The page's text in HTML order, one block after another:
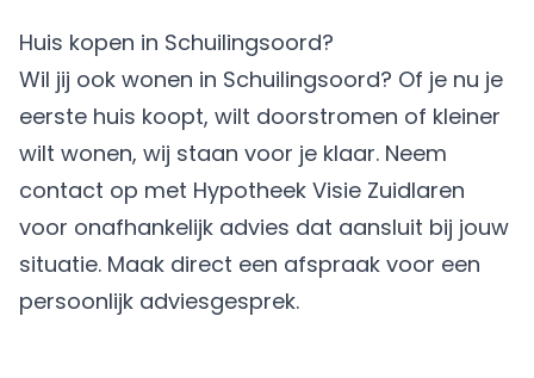
Huis kopen in Schuilingsoord?
Wil jij ook wonen in Schuilingsoord? Of je nu je
eerste huis koopt, wilt doorstromen of kleiner
wilt wonen, wij staan voor je klaar. Neem
contact op met Hypotheek Visie Zuidlaren
voor onafhankelijk advies dat aansluit bij jouw
situatie. Maak direct een afspraak voor een
persoonlijk adviesgesprek.